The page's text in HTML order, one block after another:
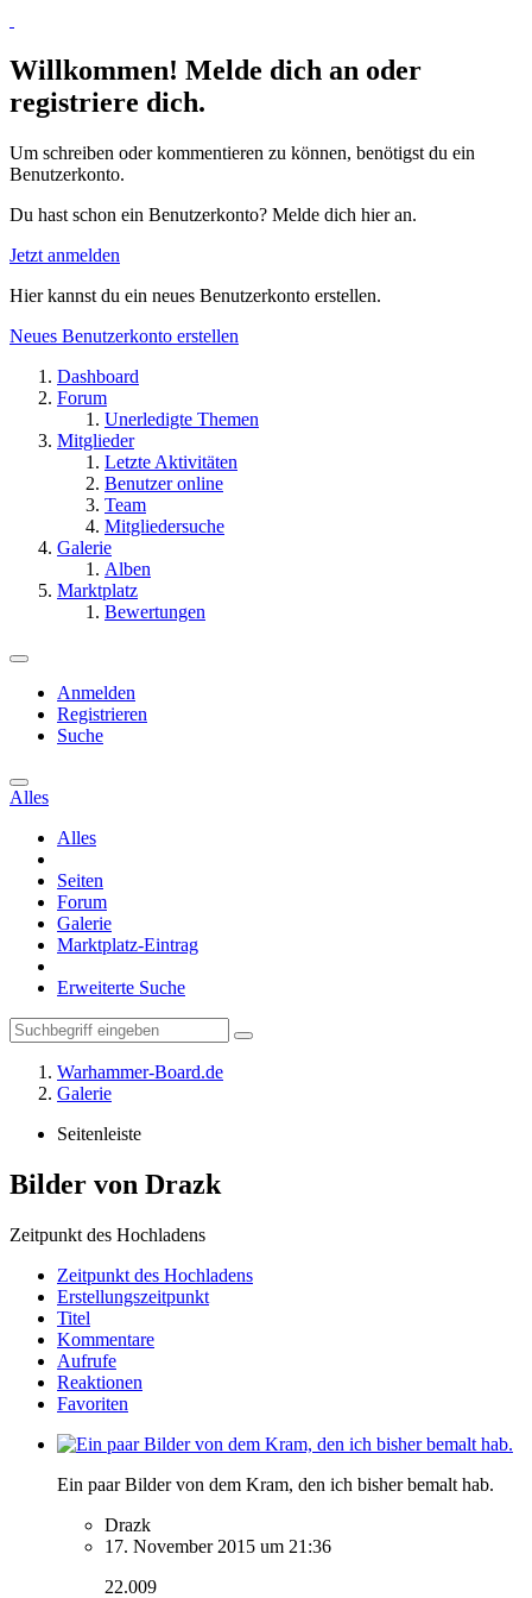
Willkommen! Melde dich an oder
registriere dich.
Um schreiben oder kommentieren zu können, benötigst du ein
Benutzerkonto.
Du hast schon ein Benutzerkonto? Melde dich hier an.
Jetzt anmelden
Hier kannst du ein neues Benutzerkonto erstellen.
Neues Benutzerkonto erstellen
Dashboard
Forum
Unerledigte Themen
Mitglieder
Letzte Aktivitäten
Benutzer online
Team
Mitgliedersuche
Galerie
Alben
Marktplatz
Bewertungen
Anmelden
Registrieren
Suche
Alles
Alles
Seiten
Forum
Galerie
Marktplatz-Eintrag
Erweiterte Suche
Warhammer-Board.de
Galerie
Seitenleiste
Bilder von Drazk
Zeitpunkt des Hochladens
Zeitpunkt des Hochladens
Erstellungszeitpunkt
Titel
Kommentare
Aufrufe
Reaktionen
Favoriten
Ein paar Bilder von dem Kram, den ich bisher bemalt hab.
Drazk
17. November 2015 um 21:36
22.009